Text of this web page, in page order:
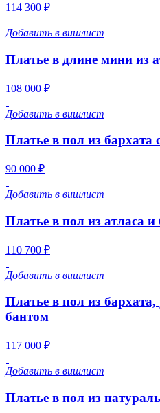
114 300 ₽
Добавить в вишлист
Платье в длине мини из
108 000 ₽
Добавить в вишлист
Платье в пол из бархата
90 000 ₽
Добавить в вишлист
Платье в пол из атласа и
110 700 ₽
Добавить в вишлист
Платье в пол из
бантом
117 000 ₽
Добавить в вишлист
Платье в пол из